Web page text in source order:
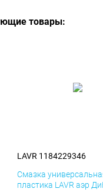
товары:
LAVR 1184229346
Смазка
пластика LAVR аэр